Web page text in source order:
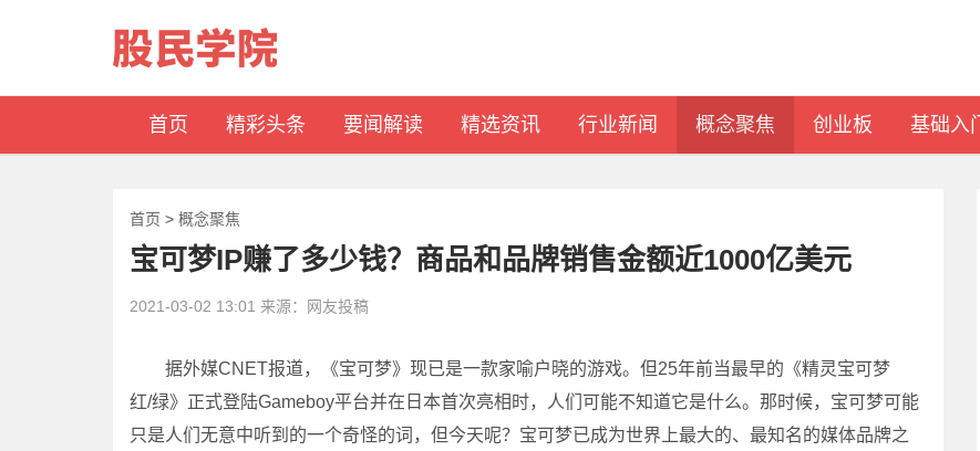
首页 精彩头条 要闻解读 精选资讯 行业新闻 概念聚焦 创业板 基础入门
首页 > 概念聚焦
宝可梦IP赚了多少钱？商品和品牌销售金额近1000亿美元
2021-03-02 13:01 来源：网友投稿
据外媒CNET报道，《宝可梦》现已是一款家喻户晓的游戏。但25年前当最早的《精灵宝可梦
红/绿》正式登陆Gameboy平台并在日本首次亮相时，人们可能不知道它是什么。那时候，宝可梦可能
只是人们无意中听到的一个奇怪的词，但今天呢？宝可梦已成为世界上最大的、最知名的媒体品牌之